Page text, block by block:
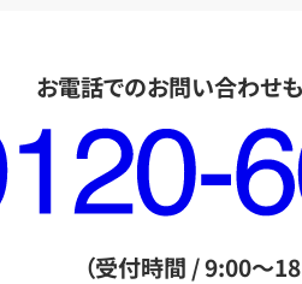
お電話でのお問い合わせ
（受付時間 / 9:00～